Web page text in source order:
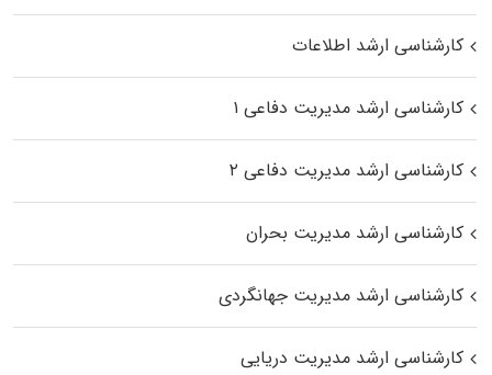
کارشناسی ارشد اطلاعات
کارشناسی ارشد مدیریت دفاعی ۱
کارشناسی ارشد مدیریت دفاعی ۲
کارشناسی ارشد مدیریت بحران
کارشناسی ارشد مدیریت جهانگردی
کارشناسی ارشد مدیریت دریایی